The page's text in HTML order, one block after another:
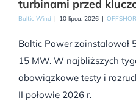
turbinami przed
Baltic Wind | 10 lipca, 2026 |
Baltic Power zainstalował
15 MW. W najbliższych
obowiązkowe testy i
II połowie 2026 r.